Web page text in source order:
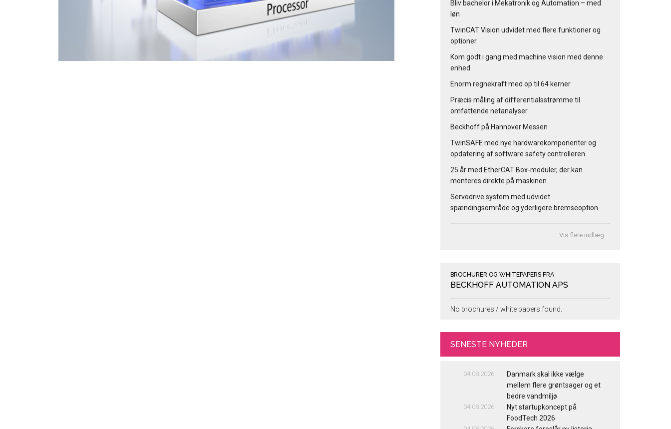
Bliv bachelor i Mekatronik og Automation – med
løn
TwinCAT Vision udvidet med flere funktioner og
optioner
Kom godt i gang med machine vision med denne
enhed
Enorm regnekraft med op til 64 kerner
Præcis måling af differentialsstrømme til
omfattende netanalyser
Beckhoff på Hannover Messen
TwinSAFE med nye hardwarekomponenter og
opdatering af software safety controlleren
25 år med EtherCAT Box-moduler, der kan
monteres direkte på maskinen
Servodrive system med udvidet
spændingsområde og yderligere bremseoption
Vis flere indlæg …
BROCHURER OG WHITEPAPERS FRA
BECKHOFF AUTOMATION APS
No brochures / white papers found.
SENESTE NYHEDER
04.08.2026
Danmark skal ikke vælge
mellem flere grøntsager og et
bedre vandmiljø
04.08.2026
Nyt startupkoncept på
FoodTech 2026